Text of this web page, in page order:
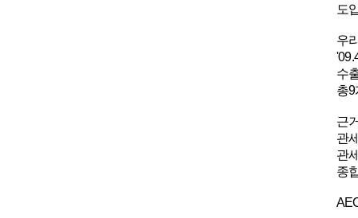
도
우
수
총
근
관
관
종